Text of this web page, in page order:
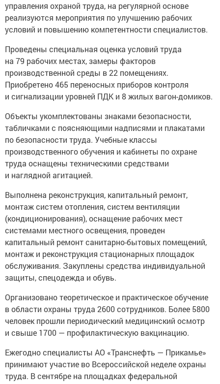
управления охраной труда, на регулярной основе
реализуются мероприятия по улучшению рабочих
условий и повышению компетентности специалистов.
Проведены специальная оценка условий труда
на 79 рабочих местах, замеры факторов
производственной среды в 22 помещениях.
Приобретено 465 переносных приборов контроля
и сигнализации уровней ПДК и 8 жилых вагон-домиков.
Объекты укомплектованы знаками безопасности,
табличками с поясняющими надписями и плакатами
по безопасности труда. Учебные классы
производственного обучения и кабинеты по охране
труда оснащены техническими средствами
и наглядной агитацией.
Выполнена реконструкция, капитальный ремонт,
монтаж систем отопления, систем вентиляции
(кондиционирования), оснащение рабочих мест
системами местного освещения, проведен
капитальный ремонт санитарно-бытовых помещений,
монтаж и реконструкция стационарных площадок
обслуживания. Закуплены средства индивидуальной
защиты, спецодежда и обувь.
Организовано теоретическое и практическое обучение
в области охраны труда 2600 сотрудников. Более 5800
человек прошли периодический медицинский осмотр
и свыше 1700 — профилактическую вакцинацию.
Ежегодно специалисты АО «Транснефть — Прикамье»
принимают участие во Всероссийской неделе охраны
труда. В сентябре на площадках федеральной